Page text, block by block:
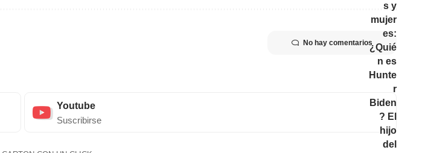
No hay comentarios
Youtube
Suscribirse